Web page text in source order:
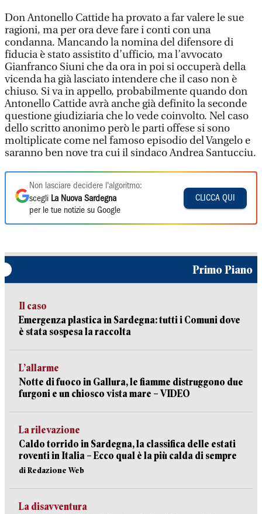
Don Antonello Cattide ha provato a far valere le sue
ragioni, ma per ora deve fare i conti con una
condanna. Mancando la nomina del difensore di
fiducia è stato assistito d’ufficio, ma l’avvocato
Gianfranco Siuni che da ora in poi si occuperà della
vicenda ha già lasciato intendere che il caso non è
chiuso. Si va in appello, probabilmente quando don
Antonello Cattide avrà anche già definito la seconde
questione giudiziaria che lo vede coinvolto. Nel caso
dello scritto anonimo però le parti offese si sono
moltiplicate come nel famoso episodio del Vangelo e
saranno ben nove tra cui il sindaco Andrea Santucciu.
Non lasciare decidere l'algoritmo:
scegli La Nuova Sardegna
per le tue notizie su Google
CLICCA QUI
Primo Piano
Il caso
Emergenza plastica in Sardegna: tutti i Comuni dove
è stata sospesa la raccolta
L’allarme
Notte di fuoco in Gallura, le fiamme distruggono due
furgoni e un chiosco vista mare – VIDEO
La rilevazione
Caldo torrido in Sardegna, la classifica delle estati
roventi in Italia – Ecco qual è la più calda di sempre
di Redazione Web
La disavventura